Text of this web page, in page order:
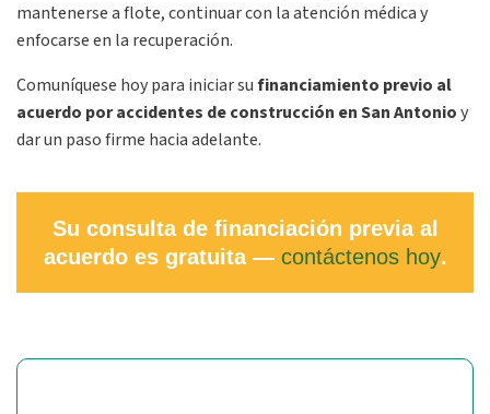
mantenerse a flote, continuar con la atención médica y
enfocarse en la recuperación.
Comuníquese hoy para iniciar sufinanciamiento previo al
acuerdo por accidentes de construcción en San Antonioy
dar un paso firme hacia adelante.
Su consulta de financiación previa al
acuerdo es gratuita — contáctenos hoy.